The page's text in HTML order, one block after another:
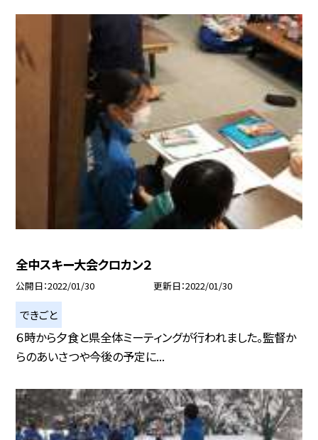
全中スキー大会クロカン２
公開日 2022/01/30 更新日 2022/01/30
できごと
６時から夕食と県全体ミーティングが行われました。監督か
らのあいさつや今後の予定に...